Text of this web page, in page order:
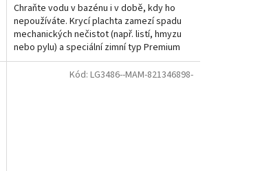
Chraňte vodu v bazénu i v době, kdy ho
nepoužíváte. Krycí plachta zamezí spadu
mechanických nečistot (např. listí, hmyzu
nebo pylu) a speciální zimní typ Premium
díky zesílené...
Kód: LG3486--MAM-821346898-